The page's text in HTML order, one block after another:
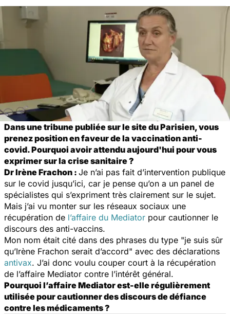
Dans une tribune publiée sur le site duParisien, vous
prenez position en faveur de la vaccination anti-
covid. Pourquoi avoir attendu aujourd'hui pour vous
exprimer sur la crise sanitaire ?
Dr Irène Frachon : Je n’ai pas fait d’intervention publique
sur le covid jusqu’ici, car je pense qu’on a un panel de
spécialistes qui s’expriment très clairement sur le sujet.
Mais j’ai vu monter sur les réseaux sociaux une
récupération de l’affaire du Mediator pour cautionner le
discours des anti-vaccins.
Mon nom était cité dans des phrases du type "je suis sûr
qu’Irène Frachon serait d’accord" avec des déclarations
antivax. J’ai donc voulu couper court à la récupération
de l’affaire Mediator contre l’intérêt général.
Pourquoi l’affaire Mediator est-elle régulièrement
utilisée pour cautionner des discours de défiance
contre les médicaments ?